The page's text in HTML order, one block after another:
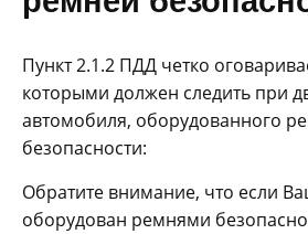
Пункт 2.1.2 ПДД четко
которыми должен следить при
автомобиля, оборудованного
безопасности:
Обратите внимание, что если
оборудован ремнями